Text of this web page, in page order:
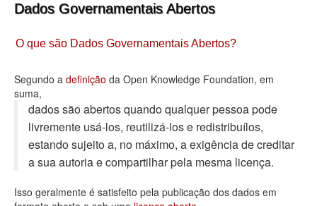
Lei de Acesso à Informação
Dados Governamentais Abertos
Planejamento
Catálogo de dados
Processo Legislativo
Deputados Estaduais
Administração
Dados Governamentais Abertos
O que são Dados Governamentais Abertos?
Segundo a definição da Open Knowledge Foundation, em
suma,
dados são abertos quando qualquer pessoa pode
livremente usá-los, reutilizá-los e redistribuí­los,
estando sujeito a, no máximo, a exigência de creditar
a sua autoria e compartilhar pela mesma licença.
Isso geralmente é satisfeito pela publicação dos dados em